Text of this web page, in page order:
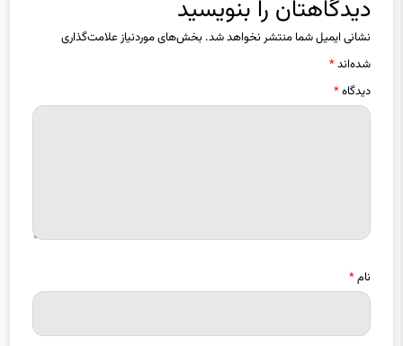
نشانی ایمیل شما منتشر نخواهد شد.بخش‌های موردنیاز علامت‌گذاری
شده‌اند*
دیدگاه*
ایمیل*